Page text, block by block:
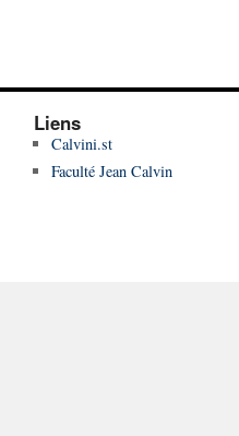
Liens
Calvini.st
Faculté Jean Calvin